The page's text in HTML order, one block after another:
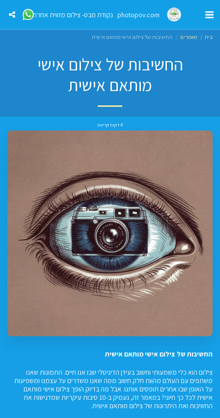
photopov.com נקודת מבט- צילום מזווית אחרת
בית מאמרים החשיבות של צילום אישי מותאם אישית
החשיבות של צילום אישי
מותאם אישית
4 דקות קריאה
החשיבות של צילום אישי מותאם אישית
צילום הוא כלי משמעותי וחשוב בעידן הדיגיטלי שבו אנו חיים. התמונות שאנו
משתפים עם העולם מהוות חלק חשוב ממה שאנו משדרים על עצמנו ומשפיעות
על האופן שבו אחרים תופסים אותנו. אבל מה בדיוק הופך צילום אישי מותאם
אישית לכל כך חיוני? במאמר זה, נעמיק ב-10 סיבות עיקריות שמדגישות את
החשיבות ואת היתרונות של צילום מותאם אישית.